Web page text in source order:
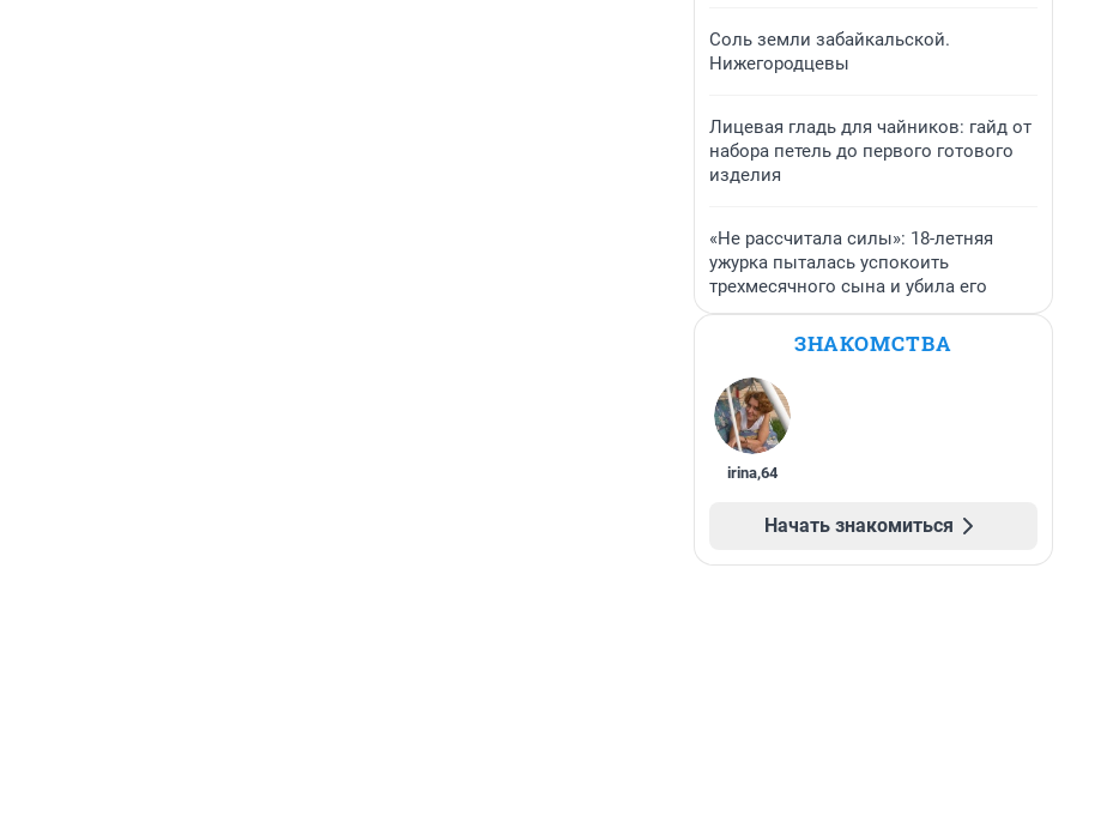
Соль земли забайкальской.
Нижегородцевы
Лицевая гладь для чайников: гайд от
набора петель до первого готового
изделия
«Не рассчитала силы»: 18-летняя
ужурка пыталась успокоить
трехмесячного сына и убила его
ЗНАКОМСТВА
irina,64
Начать знакомиться